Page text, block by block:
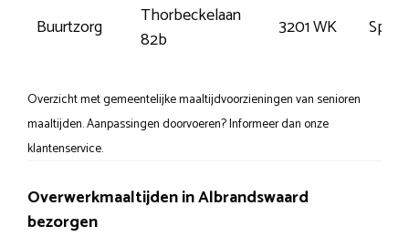
Buurtzorg
Thorbeckelaan
82b
3201 WK
Overzicht met gemeentelijke maaltijdvoorzieningen van senioren
maaltijden. Aanpassingen doorvoeren? Informeer dan onze
klantenservice.
Overwerkmaaltijden in Albrandswaard
bezorgen